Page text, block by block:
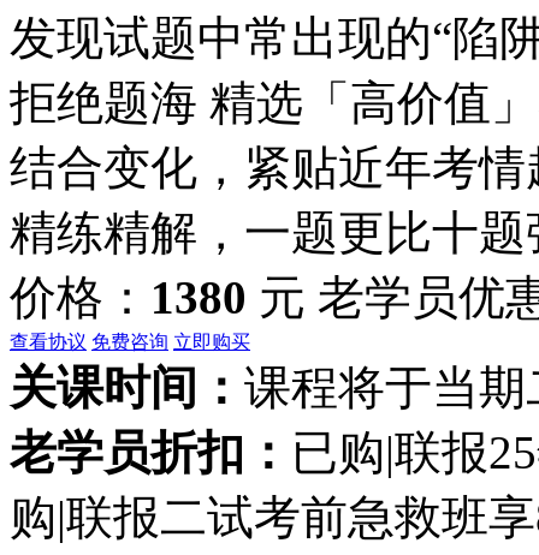
发现试题中常出现的“陷
拒绝题海 精选「高价值
结合变化，紧贴近年考情
精练精解，一题更比十题
价格： 1380 元 老学员优
查看协议 免费咨询 立即购买
关课时间： 课程将于当
老学员折扣： 已购|联报
购|联报二试考前急救班